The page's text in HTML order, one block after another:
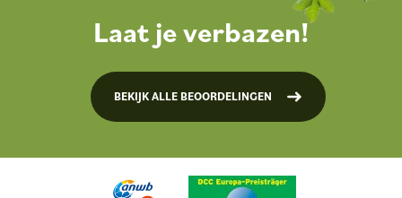
Laat je verbazen!
BEKIJK ALLE BEOORDELINGEN